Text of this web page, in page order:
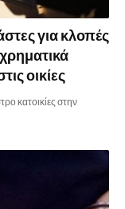
για κλοπές
οικίες
κατοικίες στην